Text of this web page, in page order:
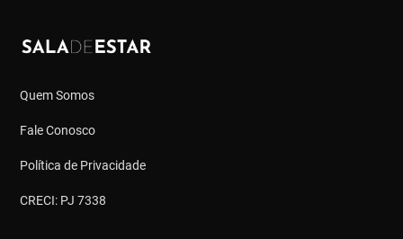
Quem Somos
Fale Conosco
Política de Privacidade
CRECI: PJ 7338